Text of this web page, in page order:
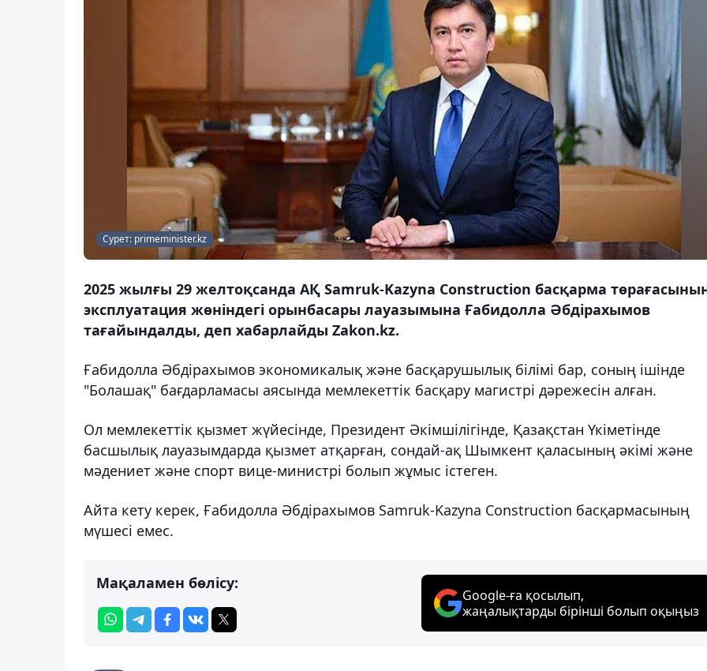
Сурет: primeminister.kz
2025 жылғы 29 желтоқсанда АҚ Samruk-Kazyna Construction басқарма
эксплуатация жөніндегі орынбасары лауазымына Ғабидолла Әбдірахымов
тағайындалды, деп хабарлайды Zakon.kz.
Ғабидолла Әбдірахымов экономикалық және басқарушылық білімі бар, соның ішінде
"Болашақ" бағдарламасы аясында мемлекеттік басқару магистрі дәрежесін алған.
Ол мемлекеттік қызмет жүйесінде, Президент Әкімшілігінде, Қазақстан Үкіметінде
басшылық лауазымдарда қызмет атқарған, сондай-ақ Шымкент қаласының әкімі және
мәдениет және спорт вице-министрі болып жұмыс істеген.
Айта кету керек, Ғабидолла Әбдірахымов Samruk-Kazyna Construction басқармасының
мүшесі емес.
Мақаламен бөлісу:
Google-ға қосылып,
жаңалықтарды бірінші болып оқыңыз